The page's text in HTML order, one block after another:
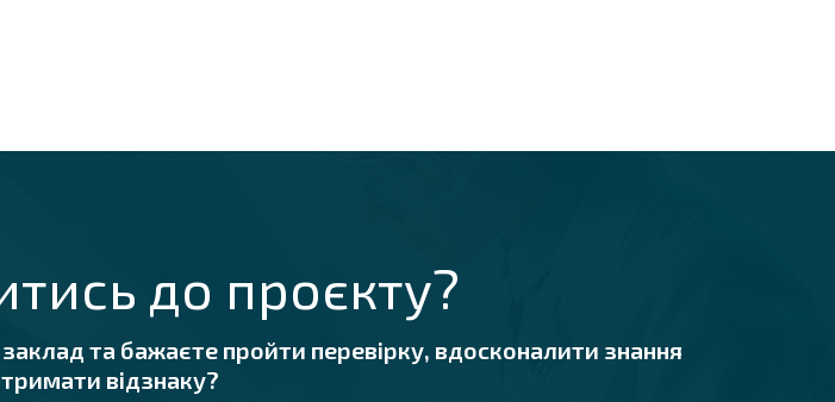
до проєкту?
та бажаєте пройти перевірку, вдосконалити знання
відзнаку?